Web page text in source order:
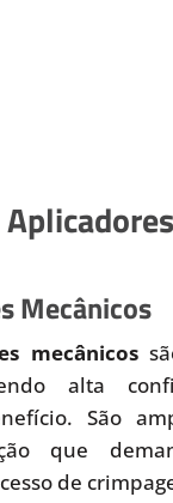
Mecânicos
mecânicos
alta
São
que
de